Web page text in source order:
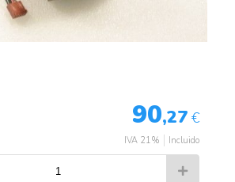
90,27 €
IVA 21% Incluido